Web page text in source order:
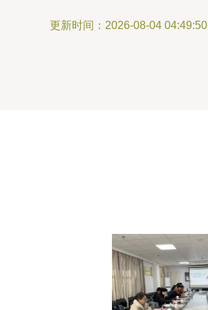
更新时间：2026-08-04 04:49:50